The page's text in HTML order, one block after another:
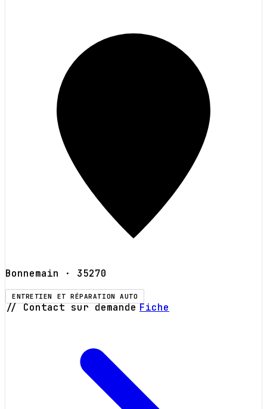
Bonnemain · 35270
ENTRETIEN ET RÉPARATION AUTO
// Contact sur demande Fiche